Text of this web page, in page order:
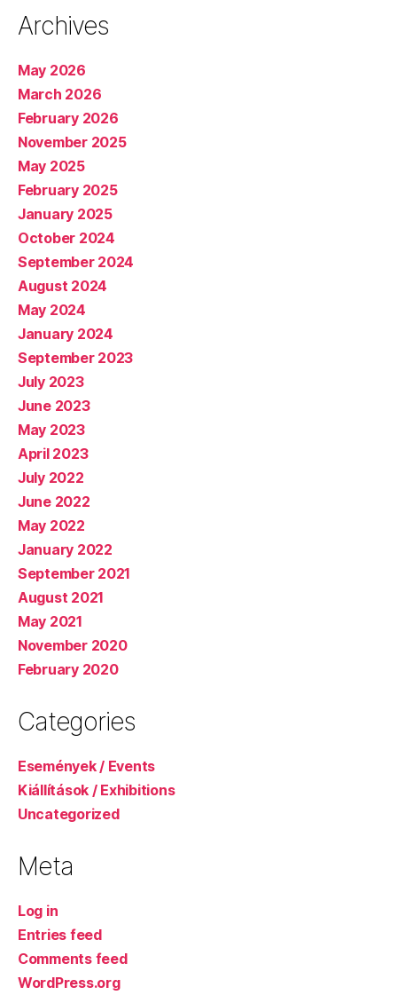
Archives
May 2026
March 2026
February 2026
November 2025
May 2025
February 2025
January 2025
October 2024
September 2024
August 2024
May 2024
January 2024
September 2023
July 2023
June 2023
May 2023
April 2023
July 2022
June 2022
May 2022
January 2022
September 2021
August 2021
May 2021
November 2020
February 2020
Categories
Események / Events
Kiállítások / Exhibitions
Uncategorized
Meta
Log in
Entries feed
Comments feed
WordPress.org